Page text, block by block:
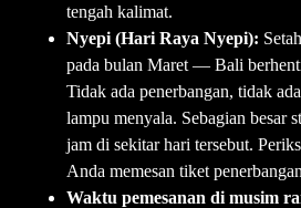
tengah kalimat.
Nyepi (Hari Raya Nyepi):
pada bulan Maret — Bali
Tidak ada penerbangan, tidak
lampu menyala. Sebagian besar
jam di sekitar hari tersebut.
Anda memesan tiket
Waktu pemesanan di musim